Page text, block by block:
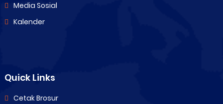
Media Sosial
Kalender
Quick Links
Cetak Brosur